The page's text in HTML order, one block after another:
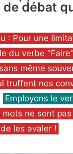
de débat
: Pour une
du verbe
même
truffent nos
Employons le
ne sont
les avaler !